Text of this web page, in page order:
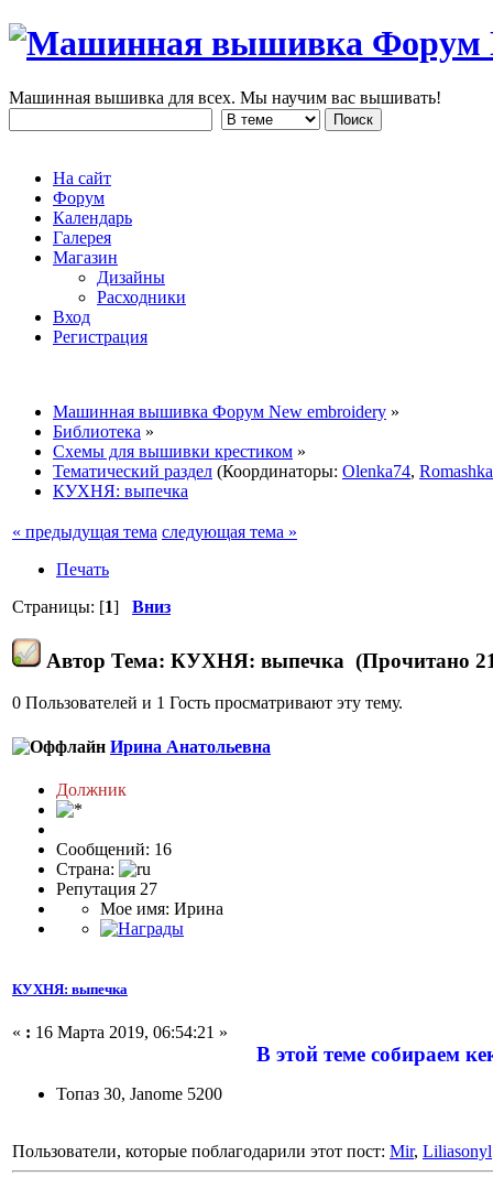
Машинная вышивка для всех. Мы научим вас вышивать!
На сайт
Форум
Календарь
Галерея
Магазин
Дизайны
Расходники
Вход
Регистрация
Машинная вышивка Форум New embroidery »
Библиотека »
Схемы для вышивки крестиком »
Тематический раздел (Координаторы: Olenka74, Romashka
КУХНЯ: выпечка
« предыдущая тема следующая тема »
Печать
Страницы: [1] Вниз
Автор Тема: КУХНЯ: выпечка (Прочитано
0 Пользователей и 1 Гость просматривают эту тему.
Ирина Анатольевна
Должник
Сообщений: 16
Страна:
Репутация 27
Мое имя: Ирина
КУХНЯ: выпечка
« : 16 Марта 2019, 06:54:21 »
В этой теме собираем
Топаз 30, Janome 5200
Пользователи, которые поблагодарили этот пост: Mir, Liliasonyl